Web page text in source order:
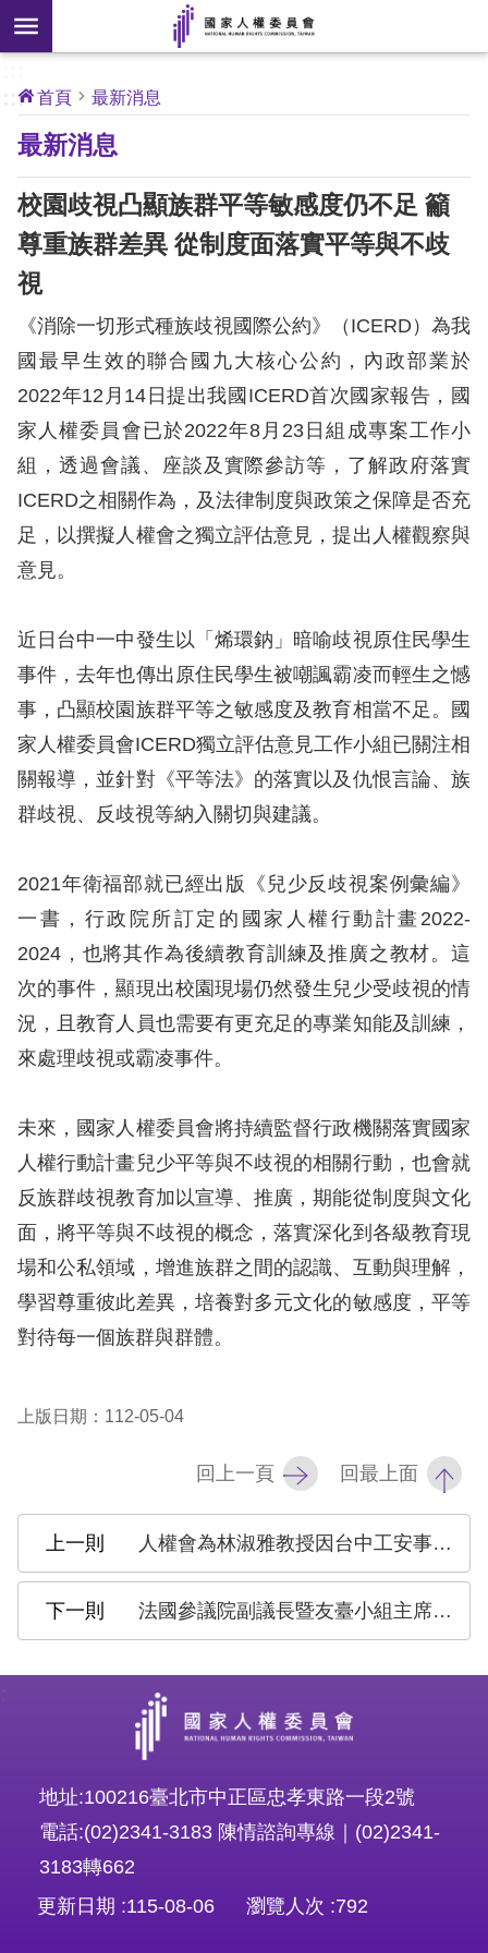
前往主要內容區塊
搜
尋
開
新
核
心
人
權
公
約
關
於
本
會
最
新
消
息
權
務
核
心
人
權
公
情
申
訴
人
權
料
庫
無
礙
快
捷
請
語
:::
首頁 最新消息
最新消息
校園歧視凸顯族群平等敏感度仍不足 籲
尊重族群差異 從制度面落實平等與不歧
視
《消除一切形式種族歧視國際公約》（ICERD）為我
國最早生效的聯合國九大核心公約，內政部業於
2022年12月14日提出我國ICERD首次國家報告，國
家人權委員會已於2022年8月23日組成專案工作小
組，透過會議、座談及實際參訪等，了解政府落實
ICERD之相關作為，及法律制度與政策之保障是否充
足，以撰擬人權會之獨立評估意見，提出人權觀察與
意見。
近日台中一中發生以「烯環鈉」暗喻歧視原住民學生
事件，去年也傳出原住民學生被嘲諷霸凌而輕生之憾
事，凸顯校園族群平等之敏感度及教育相當不足。國
家人權委員會ICERD獨立評估意見工作小組已關注相
關報導，並針對《平等法》的落實以及仇恨言論、族
群歧視、反歧視等納入關切與建議。
2021年衛福部就已經出版《兒少反歧視案例彙編》
一書，行政院所訂定的國家人權行動計畫2022-
2024，也將其作為後續教育訓練及推廣之教材。這
次的事件，顯現出校園現場仍然發生兒少受歧視的情
況，且教育人員也需要有更充足的專業知能及訓練，
來處理歧視或霸凌事件。
未來，國家人權委員會將持續監督行政機關落實國家
人權行動計畫兒少平等與不歧視的相關行動，也會就
反族群歧視教育加以宣導、推廣，期能從制度與文化
面，將平等與不歧視的概念，落實深化到各級教育現
場和公私領域，增進族群之間的認識、互動與理解，
學習尊重彼此差異，培養對多元文化的敏感度，平等
對待每一個族群與群體。
上版日期：112-05-04
回上一頁 回最上面
人權會為林淑雅教授因台中工安事件遇難表達哀悼與不捨
法國參議院副議長暨友臺小組主席李察率訪團拜會國家人權委員會 交流數位人權新興議題
地址:100216臺北市中正區忠孝東路一段2號
電話:(02)2341-3183 陳情諮詢專線｜(02)2341-
3183轉662
更新日期
115-08-06 瀏覽人次 792